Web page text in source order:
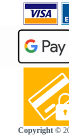
Copyright ©